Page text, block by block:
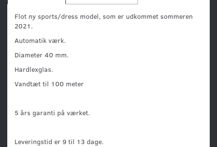
Flot ny sports/dress model, som er udkommet sommeren
2021.
Automatik værk.
Diameter 40 mm.
Hardlexglas.
Vandtæt til 100 meter
5 års garanti på værket.
Leveringstid er 9 til 13 dage.